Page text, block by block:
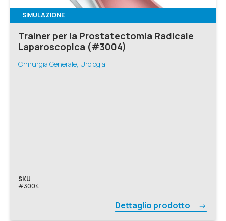
SIMULAZIONE
Trainer per la Prostatectomia Radicale
Laparoscopica (#3004)
Chirurgia Generale, Urologia
SKU
#3004
Dettaglio prodotto